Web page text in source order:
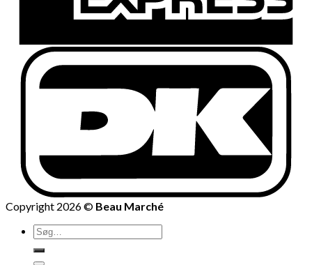
Copyright 2026 © Beau Marché
Søg
efter: